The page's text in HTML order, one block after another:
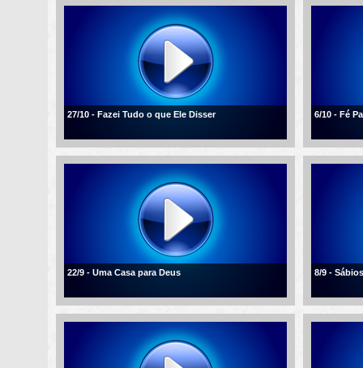
27/10 - Fazei Tudo o que Ele Disser 6/10 - Fé
22/9 - Uma Casa para Deus 8/9 -